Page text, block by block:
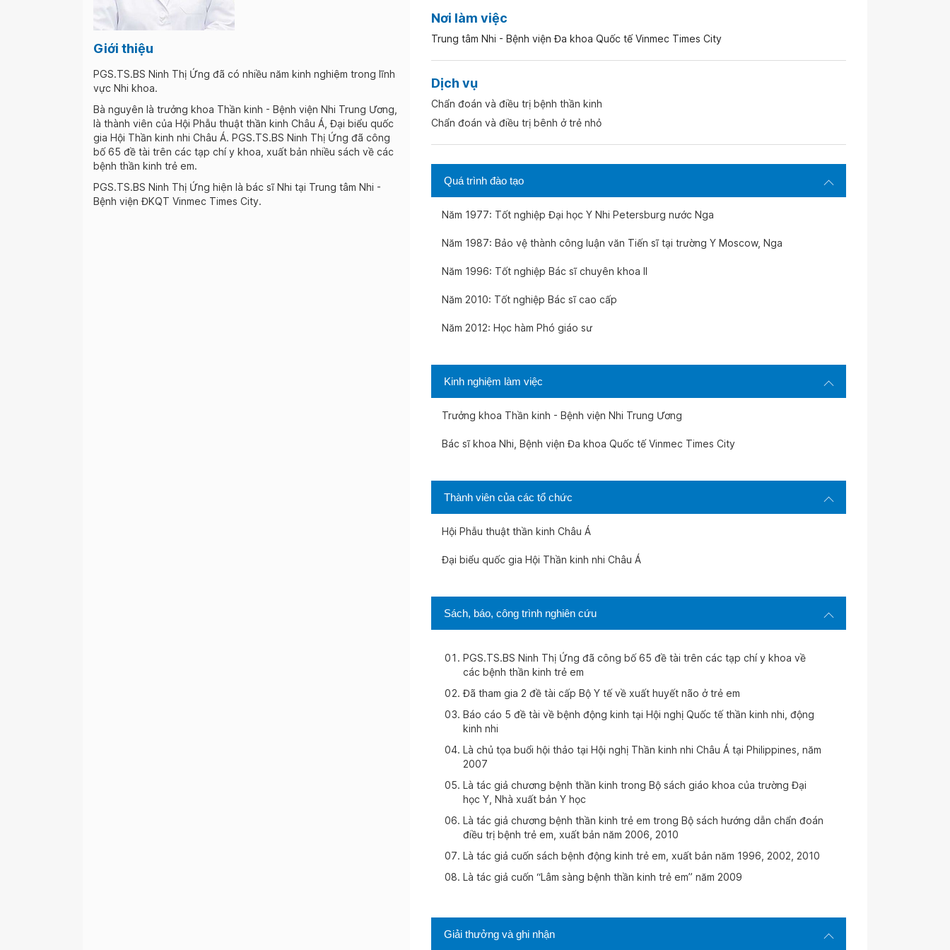
Giới thiệu
PGS.TS.BS Ninh Thị Ứng đã có nhiều năm kinh nghiệm trong lĩnh
vực Nhi khoa.
Bà nguyên là trưởng khoa Thần kinh - Bệnh viện Nhi Trung Ương,
là thành viên của Hội Phẫu thuật thần kinh Châu Á, Đại biểu quốc
gia Hội Thần kinh nhi Châu Á. PGS.TS.BS Ninh Thị Ứng đã công
bố 65 đề tài trên các tạp chí y khoa, xuất bản nhiều sách về các
bệnh thần kinh trẻ em.
PGS.TS.BS Ninh Thị Ứng hiện là bác sĩ Nhi tại Trung tâm Nhi -
Bệnh viện ĐKQT Vinmec Times City.
Nơi làm việc
Trung tâm Nhi - Bệnh viện Đa khoa Quốc tế Vinmec Times City
Dịch vụ
Chẩn đoán và điều trị bệnh thần kinh
Chẩn đoán và điều trị bênh ở trẻ nhỏ
Quá trình đào tạo
Năm 1977: Tốt nghiệp Đại học Y Nhi Petersburg nước Nga
Năm 1987: Bảo vệ thành công luận văn Tiến sĩ tại trường Y Moscow, Nga
Năm 1996: Tốt nghiệp Bác sĩ chuyên khoa II
Năm 2010: Tốt nghiệp Bác sĩ cao cấp
Năm 2012: Học hàm Phó giáo sư
Kinh nghiệm làm việc
Trưởng khoa Thần kinh - Bệnh viện Nhi Trung Ương
Bác sĩ khoa Nhi, Bệnh viện Đa khoa Quốc tế Vinmec Times City
Thành viên của các tổ chức
Hội Phẫu thuật thần kinh Châu Á
Đại biểu quốc gia Hội Thần kinh nhi Châu Á
Giải thưởng và ghi nhận
Sách, báo, công trình nghiên cứu
PGS.TS.BS Ninh Thị Ứng đã công bố 65 đề tài trên các tạp chí y khoa về
các bệnh thần kinh trẻ em
Đã tham gia 2 đề tài cấp Bộ Y tế về xuất huyết não ở trẻ em
Báo cáo 5 đề tài về bệnh động kinh tại Hội nghị Quốc tế thần kinh nhi, động
kinh nhi
Là chủ tọa buổi hội thảo tại Hội nghị Thần kinh nhi Châu Á tại Philippines, năm
2007
Là tác giả chương bệnh thần kinh trong Bộ sách giáo khoa của trường Đại
học Y, Nhà xuất bản Y học
Là tác giả chương bệnh thần kinh trẻ em trong Bộ sách hướng dẫn chẩn đoán
điều trị bệnh trẻ em, xuất bản năm 2006, 2010
Là tác giả cuốn sách bệnh động kinh trẻ em, xuất bản năm 1996, 2002, 2010
Là tác giả cuốn “Lâm sàng bệnh thần kinh trẻ em” năm 2009